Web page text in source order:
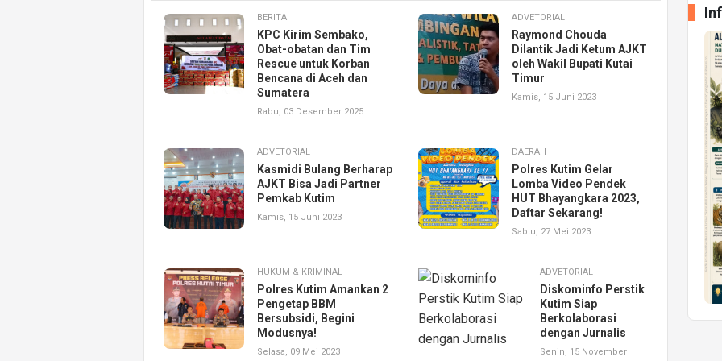
BERITA
KPC Kirim Sembako,
Obat-obatan dan Tim
Rescue untuk Korban
Bencana di Aceh dan
Sumatera
Rabu, 03 Desember 2025
ADVETORIAL
Raymond Chouda
Dilantik Jadi Ketum AJKT
oleh Wakil Bupati Kutai
Timur
Kamis, 15 Juni 2023
ADVETORIAL
Kasmidi Bulang Berharap
AJKT Bisa Jadi Partner
Pemkab Kutim
Kamis, 15 Juni 2023
DAERAH
Polres Kutim Gelar
Lomba Video Pendek
HUT Bhayangkara 2023,
Daftar Sekarang!
Sabtu, 27 Mei 2023
HUKUM & KRIMINAL
Polres Kutim Amankan 2
Pengetap BBM
Bersubsidi, Begini
Modusnya!
Selasa, 09 Mei 2023
ADVETORIAL
Diskominfo Perstik
Kutim Siap
Berkolaborasi
dengan Jurnalis
Senin, 15 November